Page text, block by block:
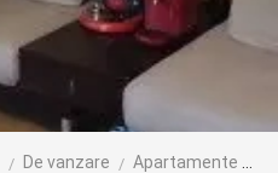
De vanzare Apartamente de vanzare